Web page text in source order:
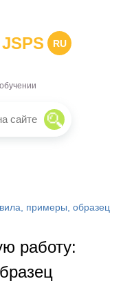
JSPS RU
примеры, образец
работу: